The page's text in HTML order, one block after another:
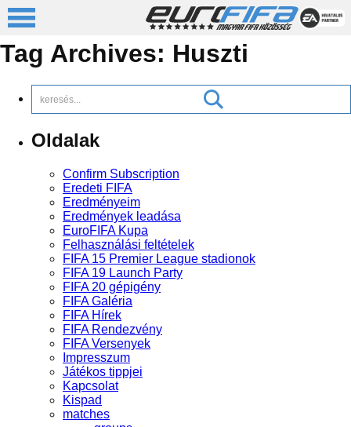
Tag Archives: Huszti
Oldalak
Confirm Subscription
Eredeti FIFA
Eredményeim
Eredmények leadása
EuroFIFA Kupa
Felhasználási feltételek
FIFA 15 Premier League stadionok
FIFA 19 Launch Party
FIFA 20 gépigény
FIFA Galéria
FIFA Hírek
FIFA Rendezvény
FIFA Versenyek
Impresszum
Játékos tippjei
Kapcsolat
Kispad
matches